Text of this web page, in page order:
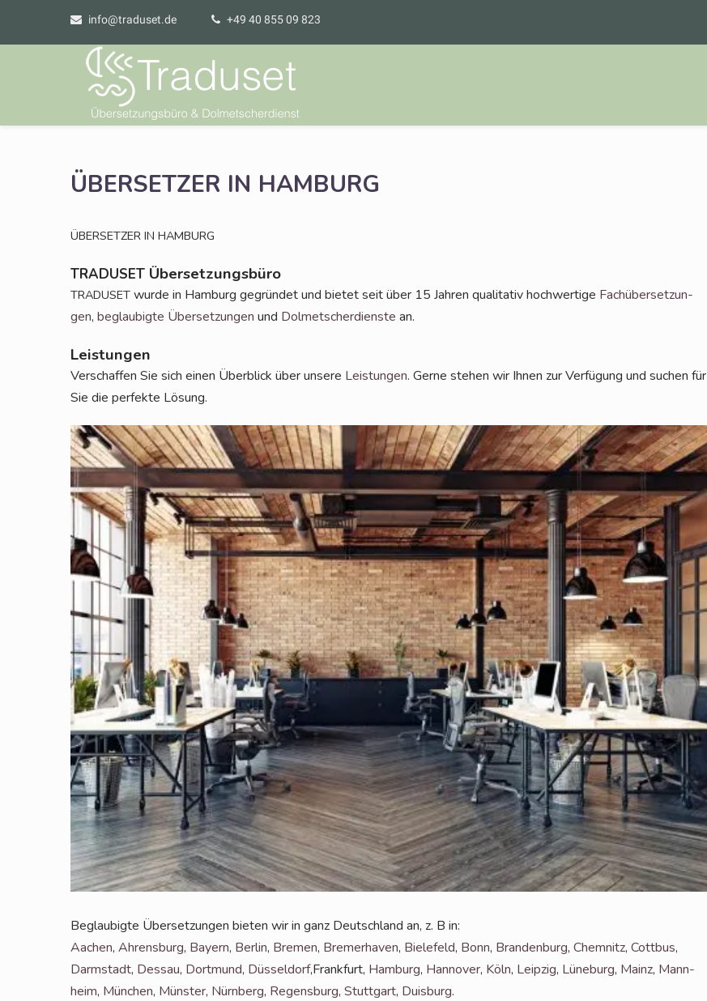
info@traduset.de +49 40 855 09 823
ÜBERSETZER IN HAMBURG
ÜBERSETZER IN HAMBURG
TRADUSET Übersetzungsbüro
TRADUSET wur­de in Ham­burg gegrün­det und bie­tet seit über 15 Jah­ren qua­li­ta­tiv hoch­wer­ti­ge Fach­über­set­zun­
gen, beglau­big­te Über­set­zun­gen und Dol­met­scher­diens­te an.
Leistungen
Ver­schaf­fen Sie sich einen Über­blick über unse­re Leis­tun­gen. Ger­ne ste­hen wir Ihnen zur Ver­fü­gung und suchen für
Sie die per­fek­te Lösung.
Beglau­big­te Über­set­zun­gen bie­ten wir in ganz Deutsch­land an, z. B in:
Aachen, Ahrens­burg, Bay­ern, Ber­lin, Bre­men, Bre­mer­ha­ven, Bie­le­feld, Bonn, Bran­den­burg, Chem­nitz, Cott­bus,
Darm­stadt, Des­sau, Dort­mund, Düs­sel­dorf,Frank­furt, Ham­burg, Han­no­ver, Köln, Leip­zig, Lüne­burg, Mainz, Mann­
heim, Mün­chen, Müns­ter, Nürn­berg, Regens­burg, Stutt­gart, Duis­burg.